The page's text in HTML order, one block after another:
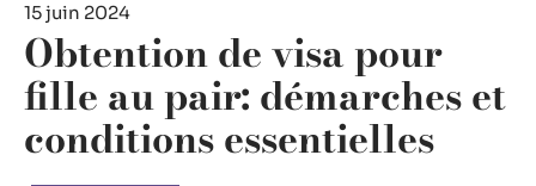
15 juin 2024
Obtention de visa pour
fille au pair: démarches et
conditions essentielles